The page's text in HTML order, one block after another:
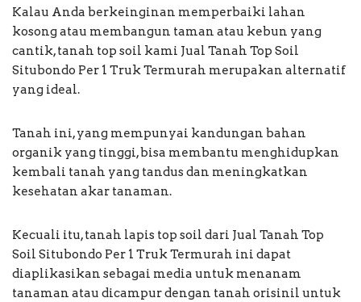
Kalau Anda berkeinginan memperbaiki lahan
kosong atau membangun taman atau kebun yang
cantik, tanah top soil kami Jual Tanah Top Soil
Situbondo Per 1 Truk Termurah merupakan alternatif
yang ideal.
Tanah ini, yang mempunyai kandungan bahan
organik yang tinggi, bisa membantu menghidupkan
kembali tanah yang tandus dan meningkatkan
kesehatan akar tanaman.
Kecuali itu, tanah lapis top soil dari Jual Tanah Top
Soil Situbondo Per 1 Truk Termurah ini dapat
diaplikasikan sebagai media untuk menanam
tanaman atau dicampur dengan tanah orisinil untuk